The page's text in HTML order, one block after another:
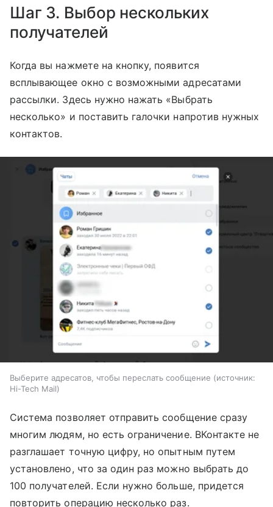
Шаг 3. Выбор нескольких
получателей
Когда вы нажмете на кнопку, появится
всплывающее окно с возможными адресатами
рассылки. Здесь нужно нажать «Выбрать
несколько» и поставить галочки напротив нужных
контактов.
Выберите адресатов, чтобы переслать сообщение
источник:
Hi-Tech Mail
Система позволяет отправить сообщение сразу
многим людям, но есть ограничение. ВКонтакте не
разглашает точную цифру, но опытным путем
установлено, что за один раз можно выбрать до
100 получателей. Если нужно больше, придется
повторить операцию несколько раз.